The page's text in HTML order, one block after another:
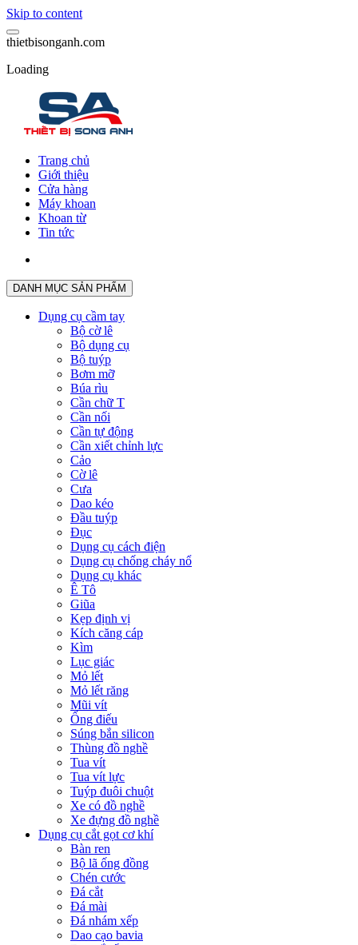
Skip to content
thietbisonganh.com
Loading
Trang chủ
Giới thiệu
Cửa hàng
Máy khoan
Khoan từ
Tin tức
DANH MỤC SẢN PHẨM
Dụng cụ cầm tay
Bộ cờ lê
Bộ dụng cụ
Bộ tuýp
Bơm mỡ
Búa rìu
Cần chữ T
Cần nối
Cần tự động
Cần xiết chỉnh lực
Cảo
Cờ lê
Cưa
Dao kéo
Đầu tuýp
Đục
Dụng cụ cách điện
Dụng cụ chống cháy nổ
Dụng cụ khác
Ê Tô
Giũa
Kẹp định vị
Kích căng cáp
Kìm
Lục giác
Mỏ lết
Mỏ lết răng
Mũi vít
Ống điếu
Súng bắn silicon
Thùng đồ nghề
Tua vít
Tua vít lực
Tuýp đuôi chuột
Xe có đồ nghề
Xe đựng đồ nghề
Dụng cụ cắt gọt cơ khí
Bàn ren
Bộ lã ống đồng
Chén cước
Đá cắt
Đá mài
Đá nhám xếp
Dao cạo bavia